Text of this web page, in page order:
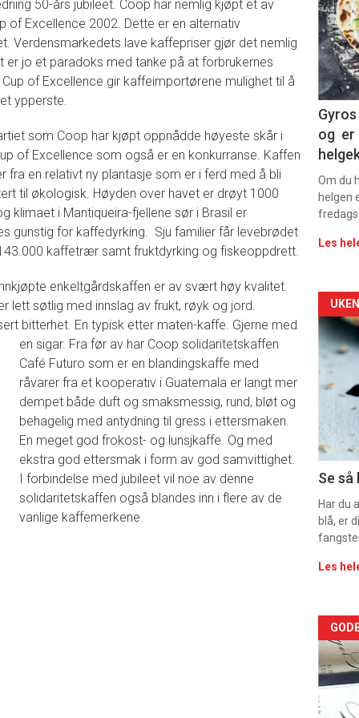
50-års jubileet. Coop har nemlig kjøpt et av
of Excellence 2002. Dette er en alternativ
Verdensmarkedets lave kaffepriser gjør det nemlig
er jo et paradoks med tanke på at forbrukernes
of Excellence gir kaffeimportørene mulighet til å
ypperste.
som Coop har kjøpt oppnådde høyeste skår i
of Excellence som også er en konkurranse. Kaffen
fra en relativt ny plantasje som er i ferd med å bli
til økologisk. Høyden over havet er drøyt 1000
klimaet i Mantiqueira-fjellene sør i Brasil er
gunstig for kaffedyrking. Sju familier får levebrødet
kaffetrær samt fruktdyrking og fiskeoppdrett.
enkeltgårdskaffen er av svært høy kvalitet.
lett søtlig med innslag av frukt, røyk og jord.
bitterhet. En typisk etter maten-kaffe. Gjerne med
en sigar. Fra før av har Coop solidaritetskaffen
Café Futuro som er en blandingskaffe med
råvarer fra et kooperativ i Guatemala er langt mer
dempet både duft og smaksmessig, rund, bløt og
behagelig med antydning til gress i ettersmaken.
En meget god frokost- og lunsjkaffe. Og med
ekstra god ettersmak i form av god samvittighet.
I forbindelse med jubileet vil noe av denne
solidaritetskaffen også blandes inn i flere av de
vanlige kaffemerkene.
-
11
og er
Om du
helgen
Les
-
11
rett
Se
Har du
blå, er
Les
-